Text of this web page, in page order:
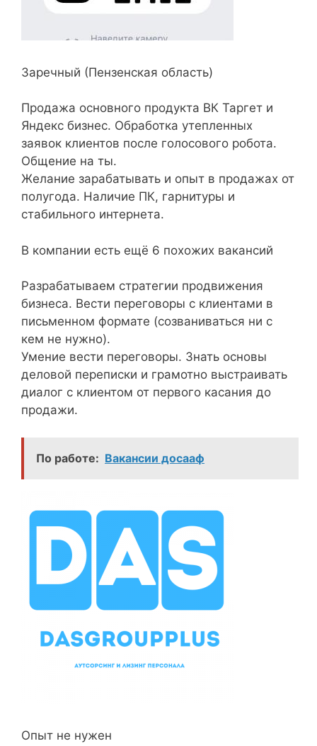
Заречный (Пензенская область)
Продажа основного продукта ВК Таргет и
Яндекс бизнес. Обработка утепленных
заявок клиентов после голосового робота.
Общение на ты.
Желание зарабатывать и опыт в продажах от
полугода. Наличие ПК, гарнитуры и
стабильного интернета.
В компании есть ещё 6 похожих вакансий
Разрабатываем стратегии продвижения
бизнеса. Вести переговоры с клиентами в
письменном формате (созваниваться ни с
кем не нужно).
Умение вести переговоры. Знать основы
деловой переписки и грамотно выстраивать
диалог с клиентом от первого касания до
продажи.
По работе: Вакансии досааф
Опыт не нужен